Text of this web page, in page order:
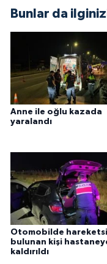
Bunlar da
Anne ile oğlu kazada
yaralandı
Otomobilde
bulunan kişi
kaldırıldı